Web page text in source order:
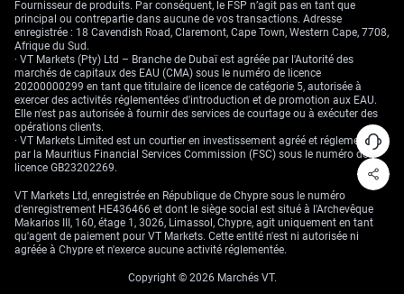
Fournisseur de produits. Par conséquent, le FSP n’agit pas en tant que
principal ou contrepartie dans aucune de vos transactions. Adresse
enregistrée : 18 Cavendish Road, Claremont, Cape Town, Western Cape, 7708,
Afrique du Sud.
· VT Markets (Pty) Ltd – Branche de Dubaï est agréée par l'Autorité des
marchés de capitaux des EAU (CMA) sous le numéro de licence
20200000299 en tant que titulaire de licence de catégorie 5, autorisée à
exercer des activités réglementées d'introduction et de promotion aux EAU.
Elle n'est pas autorisée à fournir des services de courtage ou à exécuter des
opérations clients.
· VT Markets Limited est un courtier en investissement agréé et réglementé
par la Mauritius Financial Services Commission (FSC) sous le numéro de
licence GB23202269.
VT Markets Ltd, enregistrée en République de Chypre sous le numéro
d'enregistrement HE436466 et dont le siège social est situé à l'Archevêque
Makarios III, 160, étage 1, 3026, Limassol, Chypre, agit uniquement en tant
qu'agent de paiement pour VT Markets. Cette entité n'est ni autorisée ni
agréée à Chypre et n'exerce aucune activité réglementée.
Copyright © 2026 Marchés VT.